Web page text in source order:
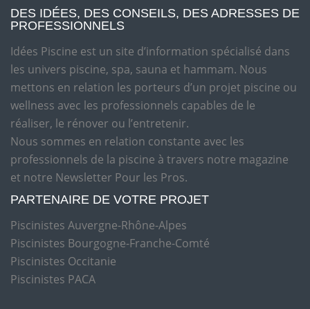
DES IDÉES, DES CONSEILS, DES ADRESSES DE
PROFESSIONNELS
Idées Piscine est un site d’information spécialisé dans
les univers piscine, spa, sauna et hammam. Nous
mettons en relation les porteurs d’un projet piscine ou
wellness avec les professionnels capables de le
réaliser, le rénover ou l’entretenir.
Nous sommes en relation constante avec les
professionnels de la piscine à travers notre magazine
et notre Newsletter Pour les Pros.
PARTENAIRE DE VOTRE PROJET
Piscinistes Auvergne-Rhône-Alpes
Piscinistes Bourgogne-Franche-Comté
Piscinistes Occitanie
Piscinistes PACA